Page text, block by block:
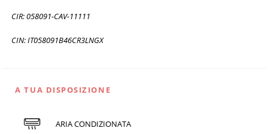
CIR: 058091-CAV-11111
CIN: IT058091B46CR3LNGX
A TUA DISPOSIZIONE
ARIA CONDIZIONATA